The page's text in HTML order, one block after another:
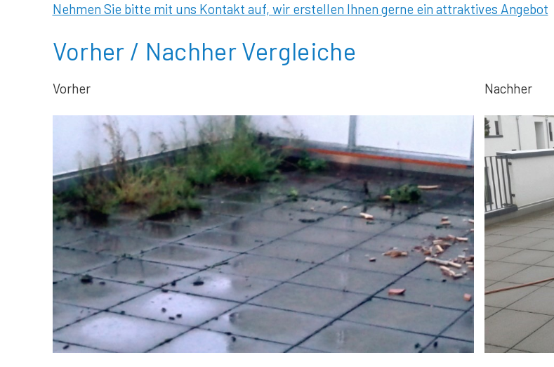
Nehmen Sie bitte mit uns Kontakt auf, wir erstellen Ihnen gerne ein attraktives Angebot
Vorher / Nachher Vergleiche
Vorher Nachher